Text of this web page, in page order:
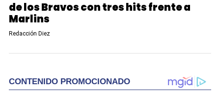
de los Bravos con tres hits frente a
Marlins
Redacción Diez